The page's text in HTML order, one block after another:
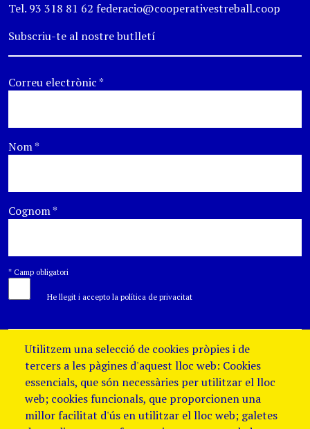
Tel. 93 318 81 62 federacio@cooperativestreball.coop
Subscriu-te al nostre butlletí
Correu electrònic*
Nom*
Cognom*
* Camp obligatori
He llegit i accepto la política de privacitat
Utilitzem una selecció de cookies pròpies i de
tercers a les pàgines d'aquest lloc web: Cookies
essencials, que són necessàries per utilitzar el lloc
web; cookies funcionals, que proporcionen una
millor facilitat d'ús en utilitzar el lloc web; galetes